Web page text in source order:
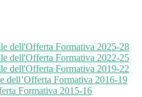
dell'Offerta Formativa 2025-28
dell'Offerta Formativa 2022-25
dell'Offerta Formativa 2019-22
dell’Offerta Formativa 2016-19
Formativa 2015-16